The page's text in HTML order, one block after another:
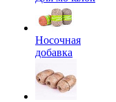
Носочная
добавка